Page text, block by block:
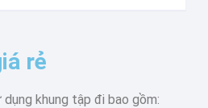
rẻ
khung tập đi bao gồm: